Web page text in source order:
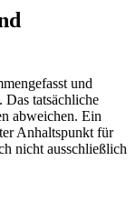
und
. Das tatsächliche
abweichen. Ein
Anhaltspunkt für
nicht ausschließlich